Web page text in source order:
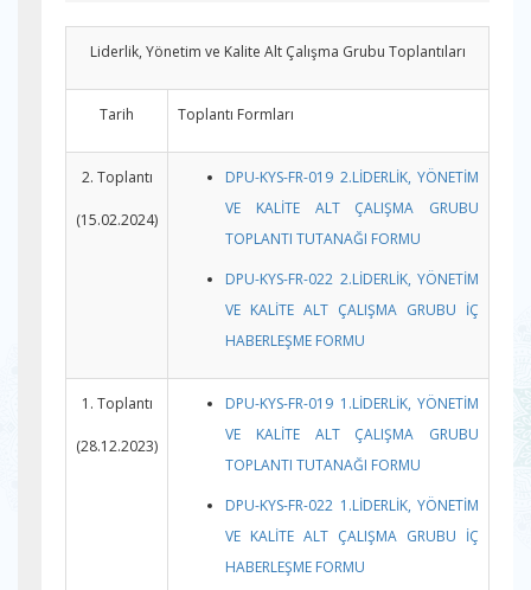
Liderlik, Yönetim ve Kalite Alt Çalışma Grubu Toplantıları
Tarih Toplantı Formları
2. Toplantı
(15.02.2024)
DPU-KYS-FR-019 2.LİDERLİK, YÖNETİM
VE KALİTE ALT ÇALIŞMA GRUBU
TOPLANTI TUTANAĞI FORMU
DPU-KYS-FR-022 2.LİDERLİK, YÖNETİM
VE KALİTE ALT ÇALIŞMA GRUBU İÇ
HABERLEŞME FORMU
1. Toplantı
(28.12.2023)
DPU-KYS-FR-019 1.LİDERLİK, YÖNETİM
VE KALİTE ALT ÇALIŞMA GRUBU
TOPLANTI TUTANAĞI FORMU
DPU-KYS-FR-022 1.LİDERLİK, YÖNETİM
VE KALİTE ALT ÇALIŞMA GRUBU İÇ
HABERLEŞME FORMU